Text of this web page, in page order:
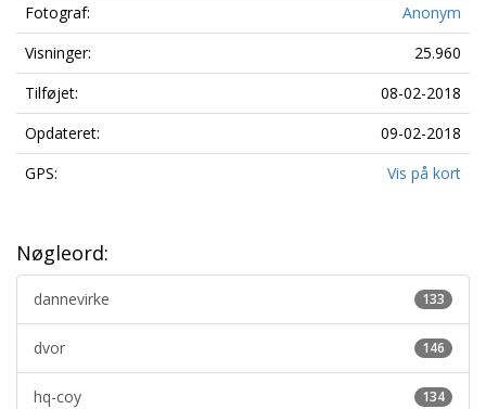
Fotograf:
Anonym
Visninger:
25.960
Tilføjet:
08-02-2018
Opdateret:
09-02-2018
GPS:
Vis på kort
Nøgleord:
133
dannevirke
146
dvor
134
hq-coy